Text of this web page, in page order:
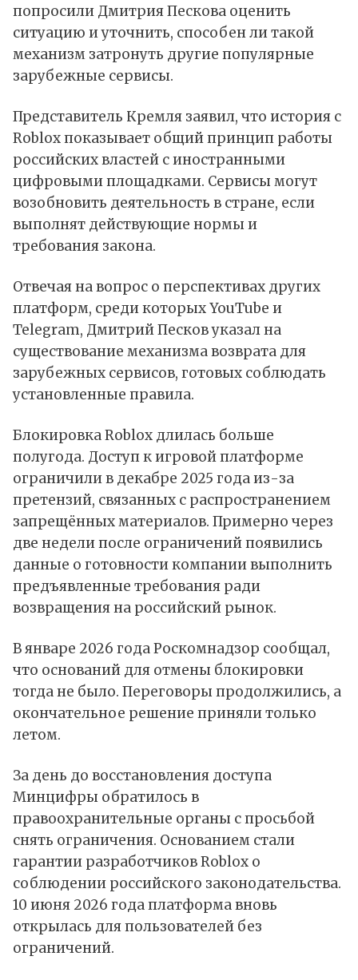
попросили Дмитрия Пескова оценить
ситуацию и уточнить, способен ли такой
механизм затронуть другие популярные
зарубежные сервисы.
Представитель Кремля заявил, что история с
Roblox показывает общий принцип работы
российских властей с иностранными
цифровыми площадками. Сервисы могут
возобновить деятельность в стране, если
выполнят действующие нормы и
требования закона.
Отвечая на вопрос о перспективах других
платформ, среди которых YouTube и
Telegram, Дмитрий Песков указал на
существование механизма возврата для
зарубежных сервисов, готовых соблюдать
установленные правила.
Блокировка Roblox длилась больше
полугода. Доступ к игровой платформе
ограничили в декабре 2025 года из-за
претензий, связанных с распространением
запрещённых материалов. Примерно через
две недели после ограничений появились
данные о готовности компании выполнить
предъявленные требования ради
возвращения на российский рынок.
В январе 2026 года Роскомнадзор сообщал,
что оснований для отмены блокировки
тогда не было. Переговоры продолжились, а
окончательное решение приняли только
летом.
За день до восстановления доступа
Минцифры обратилось в
правоохранительные органы с просьбой
снять ограничения. Основанием стали
гарантии разработчиков Roblox о
соблюдении российского законодательства.
10 июня 2026 года платформа вновь
открылась для пользователей без
ограничений.